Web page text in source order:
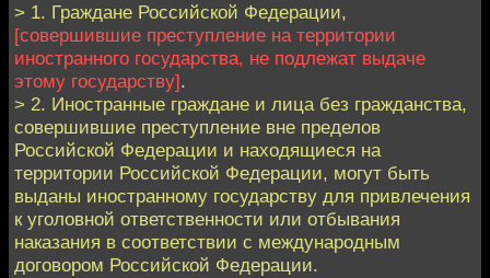
> 1. Граждане Российской Федерации,
[совершившие преступление на территории
иностранного государства, не подлежат выдаче
этому государству].
> 2. Иностранные граждане и лица без гражданства,
совершившие преступление вне пределов
Российской Федерации и находящиеся на
территории Российской Федерации, могут быть
выданы иностранному государству для привлечения
к уголовной ответственности или отбывания
наказания в соответствии с международным
договором Российской Федерации.